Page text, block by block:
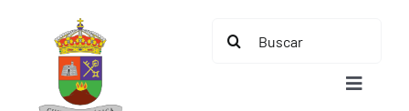
contenido
Buscar:
Toggle